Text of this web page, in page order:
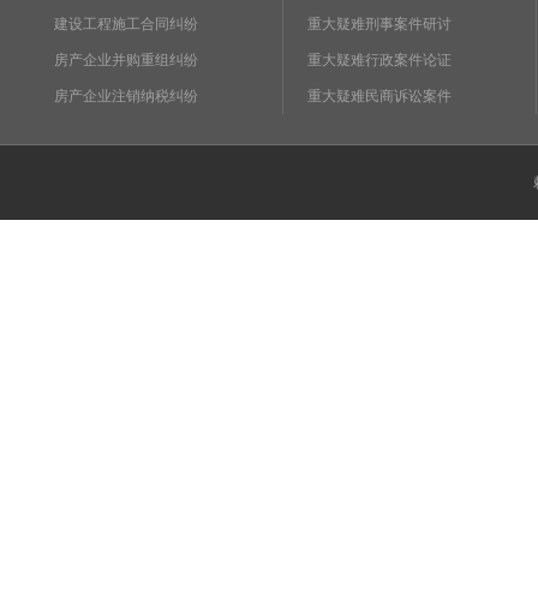
建设工程施工合同纠纷
房产企业并购重组纠纷
房产企业注销纳税纠纷
重大疑难刑事案件研讨
重大疑难行政案件论证
重大疑难民商诉讼案件